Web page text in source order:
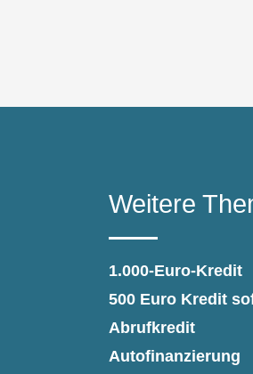
Weitere
1.000-Euro-Kredit
500 Euro Kredit
Abrufkredit
Autofinanzierung